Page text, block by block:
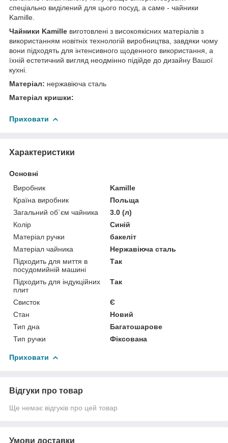
спеціально виділений для цього посуд, а саме - чайники
Kamille.
Чайники Kamille виготовлені з високоякісних матеріалів з
використанням новітніх технологій виробництва, завдяки чому
вони підходять для інтенсивного щоденного використання, а
їхній естетичний вигляд неодмінно підійде до дизайну Вашої
кухні.
Матеріал: нержавіюча сталь
Матеріал кришки:
Приховати
Характеристики
Основні
Виробник
Kamille
Країна виробник
Польща
Загальний об`єм чайника
3.0 (л)
Колір
Синій
Матеріал ручки
бакеліт
Матеріал чайника
Нержавіюча сталь
Підходить для миття в
посудомийній машині
Так
Підходить для індукційних
плит
Так
Свисток
Є
Стан
Новий
Тип дна
Багатошарове
Тип ручки
Фіксована
Приховати
Відгуки про товар
Ще немає відгуків про цей товар
Умови доставки